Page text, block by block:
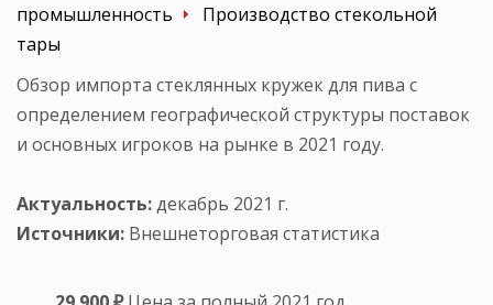
промышленность
Производство стекольной
тары
Обзор импорта стеклянных кружек для пива с
определением географической структуры поставок
и основных игроков на рынке в 2021 году.
Актуальность:декабрь 2021 г.
Источники: Внешнеторговая статистика